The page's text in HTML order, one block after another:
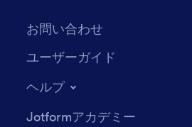
お問い合わせ
ユーザーガイド
ヘルプ
Jotformアカデミー